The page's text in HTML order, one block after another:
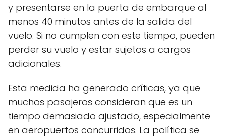
y presentarse en la puerta de embarque al
menos 40 minutos antes de la salida del
vuelo. Si no cumplen con este tiempo, pueden
perder su vuelo y estar sujetos a cargos
adicionales.
Esta medida ha generado críticas, ya que
muchos pasajeros consideran que es un
tiempo demasiado ajustado, especialmente
en aeropuertos concurridos. La política se